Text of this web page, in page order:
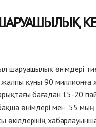
шаруашылық өнімдері
құны 90 миллионға
бағадан 15-20
өнімдері мен 55